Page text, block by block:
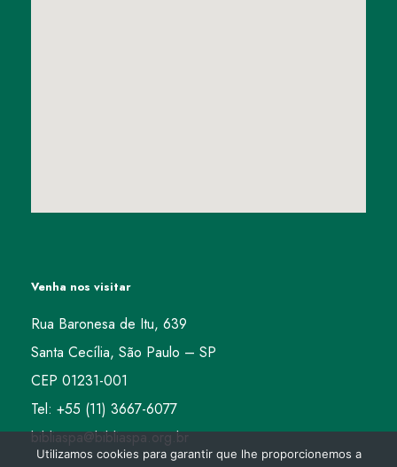
Venha nos visitar
Rua Baronesa de Itu, 639
Santa Cecília, São Paulo – SP
CEP 01231-001
Tel: +55 (11) 3667-6077
bibliaspa@bibliaspa.org.br
Utilizamos cookies para garantir que lhe proporcionemos a